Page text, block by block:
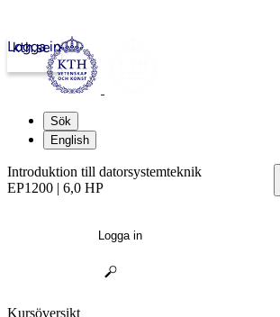
kth.se
Logga in
Sök
English
Introduktion till datorsystemteknik
EP1200 | 6,0 HP
Logga in
Kursöversikt